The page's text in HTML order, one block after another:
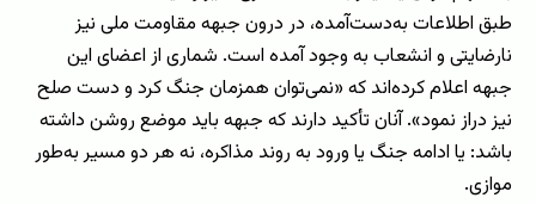
طبق اطلاعات به‌دست‌آمده، در درون جبهه مقاومت ملی نیز
نارضایتی و انشعاب به وجود آمده است. شماری از اعضای این
جبهه اعلام کرده‌اند که «نمی‌توان همزمان جنگ کرد و دست صلح
نیز دراز نمود». آنان تأکید دارند که جبهه باید موضع روشن داشته
باشد: یا ادامه جنگ یا ورود به روند مذاکره، نه هر دو مسیر به‌طور
موازی.